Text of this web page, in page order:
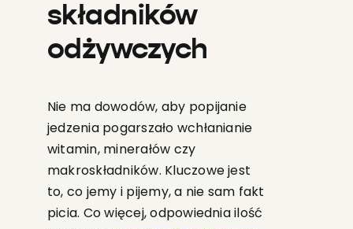
składników
odżywczych
Nie ma dowodów, aby popijanie
jedzenia pogarszało wchłanianie
witamin, minerałów czy
makroskładników. Kluczowe jest
to, co jemy i pijemy, a nie sam fakt
picia. Co więcej, odpowiednia ilość